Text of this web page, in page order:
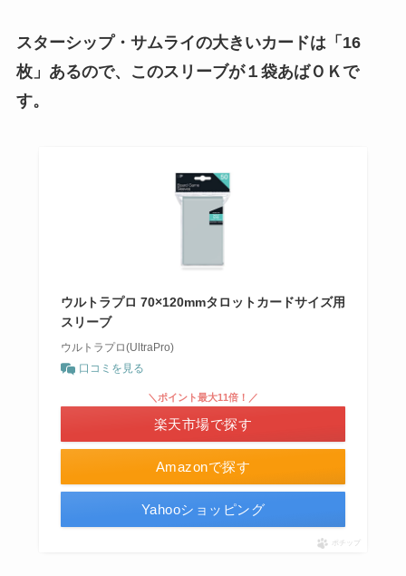
スターシップ・サムライの大きいカードは「16
枚」あるので、このスリーブが１袋あばＯＫで
す。
ウルトラプロ 70×120mmタロットカードサイズ用
スリーブ
ウルトラプロ(UltraPro)
口コミを見る
Amazonで探す
＼ポイント最大11倍！／
楽天市場で探す
Yahooショッピング
ポチップ